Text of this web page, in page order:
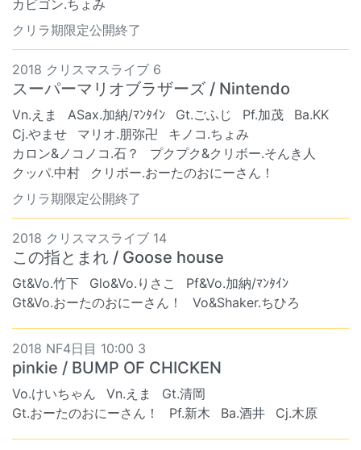
カビゴン.ちょみ
クリラ期限定公開終了
2018 クリスマスライブ 6
スーパーマリオブラザーズ / Nintendo
Vn.えま ASax.加納/ﾏﾝﾀｲﾝ Gt.ごふじ Pf.加茂
Ba.KK
Cj.やませ
マリオ.朋弥卍
キノコ.ちょみ
カロン&ノコノコ.石？
プクプク&クリボー.そんき人
クッパ.中村
クリボー.おーたのおにーさん！
クリラ期限定公開終了
2018 クリスマスライブ 14
この指とまれ / Goose house
Gt&Vo.竹下 Glo&Vo.りさこ
Pf&Vo.加納/ﾏﾝﾀｲﾝ
Gt&Vo.おーたのおにーさん！
Vo&Shaker.ちひろ
2018 NF4日目 10:00 3
pinkie / BUMP OF CHICKEN
Vo.けいちゃん Vn.えま
Gt.清岡
Gt.おーたのおにーさん！
Pf.新木 Ba.酒井 Cj.木原